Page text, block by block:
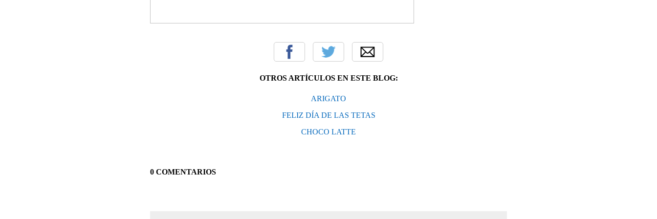
OTROS ARTÍCULOS EN ESTE BLOG:
ARIGATO
FELIZ DÍA DE LAS TETAS
CHOCO LATTE
0 COMENTARIOS